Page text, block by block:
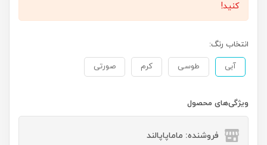
کنید!
انتخاب رنگ:
آبی طوسی کرم صورتی
ویژگی‌های محصول
فروشنده: ماماپاپالند